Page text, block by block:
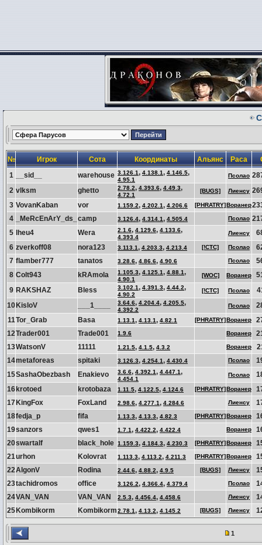
№ Игрок Сота Координаты Альянс Раса
1
__sid__ warehouse 3.126.1, 4.138.1, 4.146.5,
4.95.1
Псолао
2 vlksm ghetto 2.78.2, 4.393.6, 4.49.3,
4.72.1
[BUGS] Лиенсу
3 VovanKaban vor 1.159.2, 4.202.1, 4.206.6 [PHRATRY]Воранер
4
_MeRcEnArY_ds_ camp 3.126.4, 4.314.1, 4.505.4 Псолао
5
lheu4 Wera 2.1.6, 4.129.6, 4.133.6,
4.393.4
Лиенсу
6 zverkoff08 nora123 3.113.1, 4.203.3, 4.213.4 [!CTC] Псолао
7 flamber777 tanatos 3.28.6, 4.86.6, 4.90.6 Псолао
8 Colt943 kRAmola 1.105.3, 4.125.1, 4.88.1,
4.90.1
[WOC] Воранер
9 RAKSHAZ Bless 3.102.1, 4.391.3, 4.44.2,
4.90.2
[!CTC] Псолао
10 KisloV ___1____ 3.64.6, 4.204.4, 4.205.5,
4.392.2
Псолао
11Tor_Grab Basa 1.13.1, 4.13.1, 4.82.1 [PHRATRY]Воранер
12Trader001 Trade001 1.9.6 Воранер
13WatsonV 11111 1.21.5, 4.1.5, 4.3.2 Воранер
14metaforeas spitaki 3.126.3, 4.254.1, 4.430.4 Псолао
15SashaObezbash Enakievo 3.6.6, 4.392.1, 4.447.1,
4.454.1
Псолао
16 krotoed krotobaza 1.11.5, 4.122.5, 4.124.6 [PHRATRY]Воранер
17 KingFox FoxLand 2.98.6, 4.277.1, 4.284.6 Лиенсу
18fedja_p fifa 1.13.3, 4.13.3, 4.82.3 [PHRATRY]Воранер
19sanzors qwes1 1.7.1, 4.422.2, 4.422.4 Воранер
20swartalf black_hole 1.159.3, 4.184.3, 4.230.3 [PHRATRY]Воранер
21urhon Kolovrat 1.113.3, 4.113.2, 4.211.3 [PHRATRY]Воранер
22AlgonV Rodina 2.44.6, 4.88.2, 4.9.5 [BUGS] Лиенсу
23tachidromos office 3.126.2, 4.366.4, 4.379.4 Псолао
24VAN_VAN VAN_VAN 2.5.3, 4.456.4, 4.458.6 Лиенсу
25 Kombikorm Kombikorm2.78.1, 4.13.2, 4.145.2 [BUGS] Лиенсу
1